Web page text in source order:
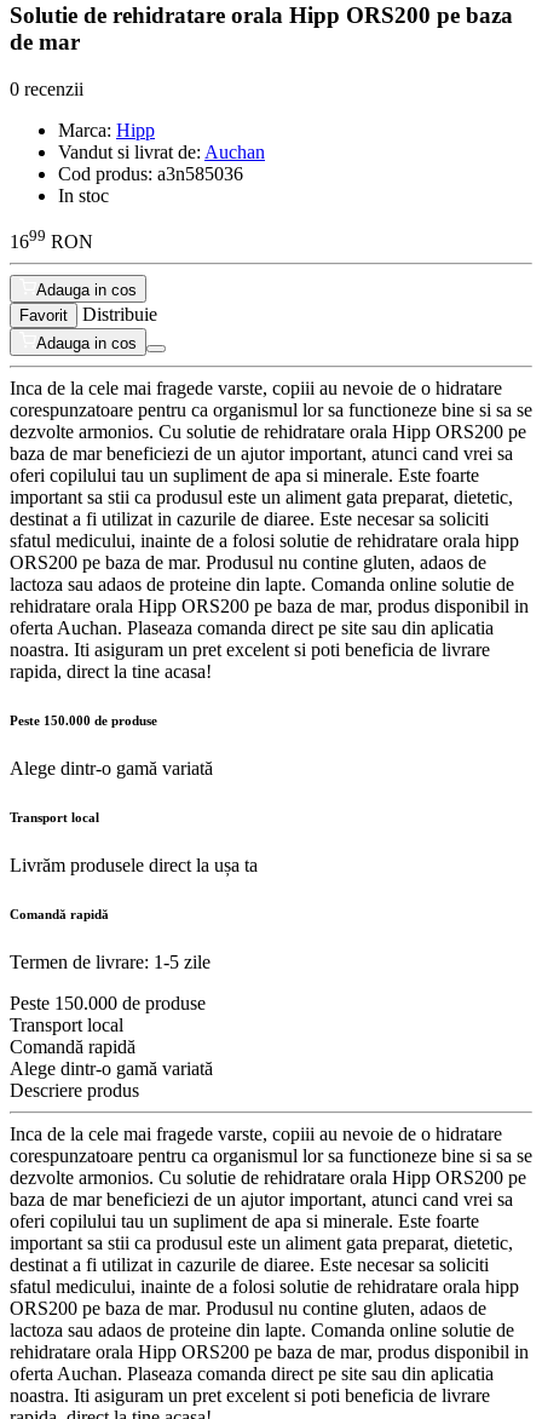
Solutie de rehidratare orala Hipp ORS200 pe baza
de mar
0 recenzii
Marca: Hipp
Vandut si livrat de: Auchan
Cod produs: a3n585036
In stoc
1699 RON
Adauga in cos
Favorit
Distribuie
Adauga in cos
Inca de la cele mai fragede varste, copiii au nevoie de o hidratare
corespunzatoare pentru ca organismul lor sa functioneze bine si sa se
dezvolte armonios. Cu solutie de rehidratare orala Hipp ORS200 pe
baza de mar beneficiezi de un ajutor important, atunci cand vrei sa
oferi copilului tau un supliment de apa si minerale. Este foarte
important sa stii ca produsul este un aliment gata preparat, dietetic,
destinat a fi utilizat in cazurile de diaree. Este necesar sa soliciti
sfatul medicului, inainte de a folosi solutie de rehidratare orala hipp
ORS200 pe baza de mar. Produsul nu contine gluten, adaos de
lactoza sau adaos de proteine din lapte. Comanda online solutie de
rehidratare orala Hipp ORS200 pe baza de mar, produs disponibil in
oferta Auchan. Plaseaza comanda direct pe site sau din aplicatia
noastra. Iti asiguram un pret excelent si poti beneficia de livrare
rapida, direct la tine acasa!
Peste 150.000 de produse
Alege dintr-o gamă variată
Transport local
Livrăm produsele direct la ușa ta
Comandă rapidă
Termen de livrare: 1-5 zile
Peste 150.000 de produse
Transport local
Comandă rapidă
Alege dintr-o gamă variată
Descriere produs
Inca de la cele mai fragede varste, copiii au nevoie de o hidratare
corespunzatoare pentru ca organismul lor sa functioneze bine si sa se
dezvolte armonios. Cu solutie de rehidratare orala Hipp ORS200 pe
baza de mar beneficiezi de un ajutor important, atunci cand vrei sa
oferi copilului tau un supliment de apa si minerale. Este foarte
important sa stii ca produsul este un aliment gata preparat, dietetic,
destinat a fi utilizat in cazurile de diaree. Este necesar sa soliciti
sfatul medicului, inainte de a folosi solutie de rehidratare orala hipp
ORS200 pe baza de mar. Produsul nu contine gluten, adaos de
lactoza sau adaos de proteine din lapte. Comanda online solutie de
rehidratare orala Hipp ORS200 pe baza de mar, produs disponibil in
oferta Auchan. Plaseaza comanda direct pe site sau din aplicatia
noastra. Iti asiguram un pret excelent si poti beneficia de livrare